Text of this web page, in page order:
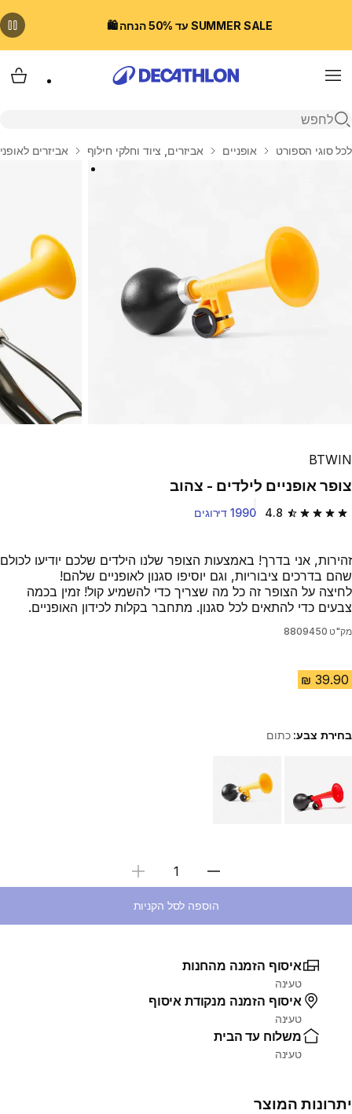
SUMMER SALE עד 50% הנחה 🛍️
Menu
פתיחת חיפוש
בית
לכל סוגי הספורט אופניים אביזרים, ציוד וחלקי חילוף אביזרים
BTWIN
צופר אופניים לילדים - צהוב
4.8 4.8 out of 5 stars from 1990 reviews 1990 דירוגים
זהירות, אני בדרך! באמצעות הצופר שלנו הילדים שלכם יודיעו לכולם
שהם בדרכים ציבוריות, וגם יוסיפו סגנון לאופניים שלהם!
לחיצה על הצופר זה כל מה שצריך כדי להשמיע קול! זמין בכמה
צבעים כדי להתאים לכל סגנון. מתחבר בקלות לכידון האופניים.
מק"ט 8809450
בחירת צבע:כתום
בחירת כמות
הוספה לסל הקניות
איסוף הזמנה מהחנות
טעינה
איסוף הזמנה מנקודת איסוף
טעינה
משלוח עד הבית
טעינה
יתרונות המוצר